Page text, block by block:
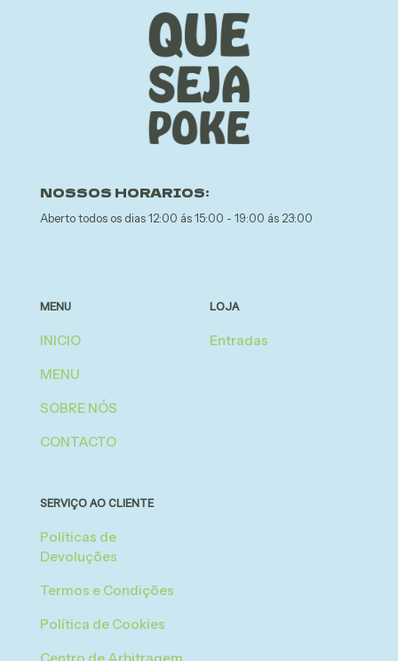
NOSSOS HORARIOS:
Aberto todos os dias 12:00 ás 15:00 - 19:00 ás 23:00
MENU
INICIO
MENU
SOBRE NÓS
CONTACTO
LOJA
Entradas
SERVIÇO AO CLIENTE
Políticas de
Devoluções
Termos e Condições
Política de Cookies